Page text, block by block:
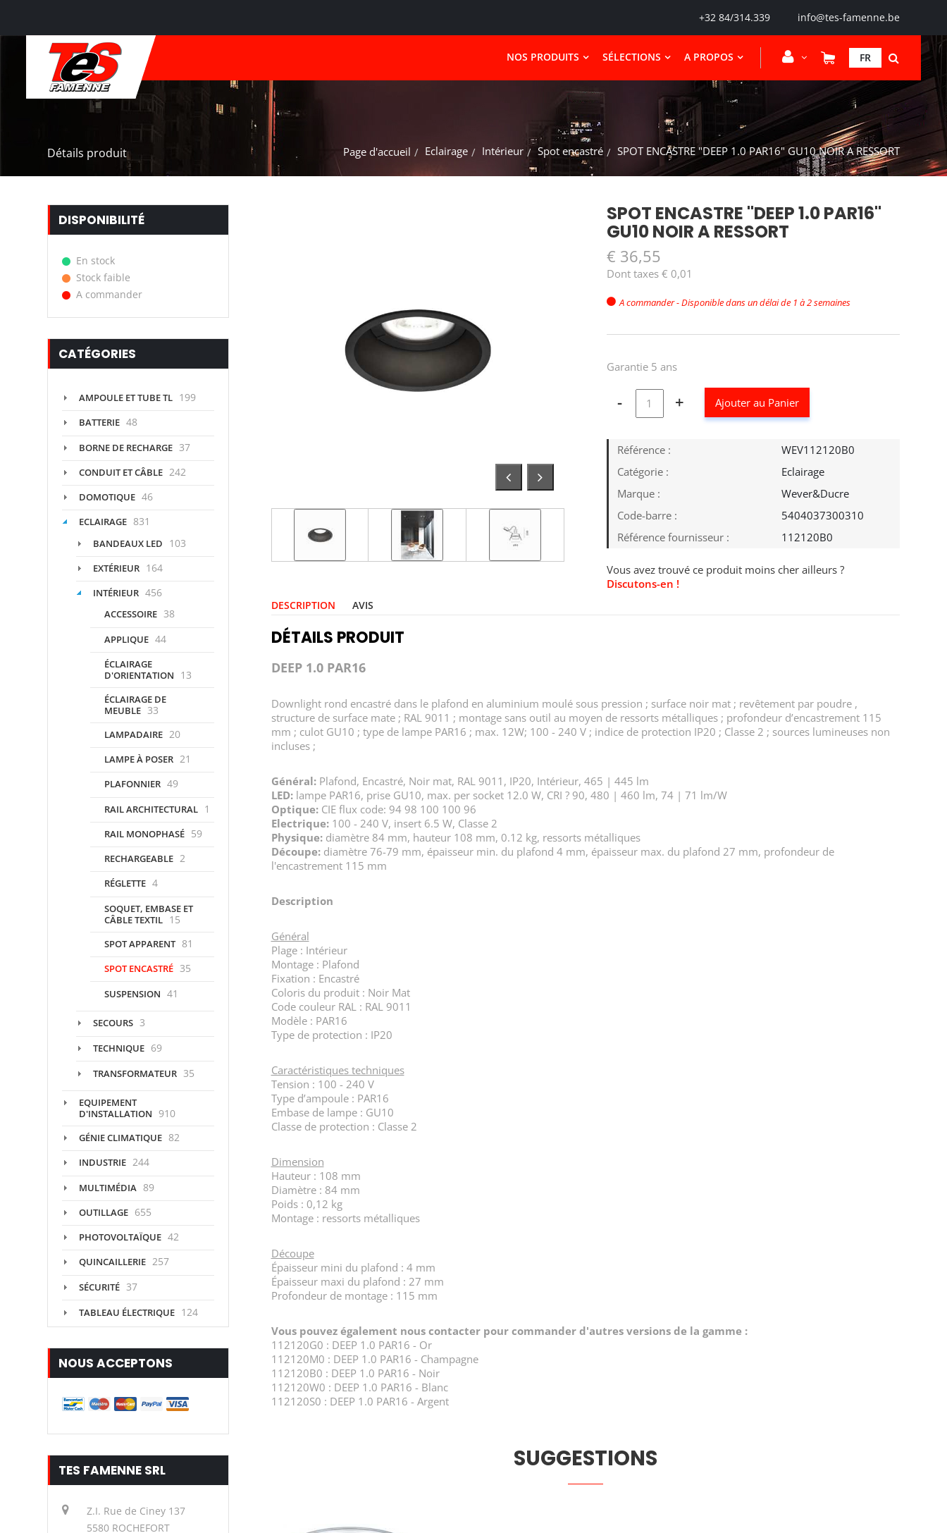
+32 84/314.339 info@tes-famenne.be
FR
NOS PRODUITS SÉLECTIONS A PROPOS
Détails produit Page d'accueil Eclairage Intérieur Spot encastré SPOT ENCASTRE "DEEP 1.0 PAR16" GU10 NOIR A RESSORT
SPOT ENCASTRE "DEEP 1.0 PAR16"
GU10 NOIR A RESSORT
€ 36,55
Dont taxes € 0,01
A commander - Disponible dans un délai de 1 à 2 semaines
Garantie 5 ans
- + Ajouter au Panier
Référence :
WEV112120B0
Catégorie :
Eclairage
Marque :
Wever&Ducre
Code-barre :
5404037300310
Référence fournisseur :
112120B0
Vous avez trouvé ce produit moins cher ailleurs ?
Discutons-en !
DESCRIPTION AVIS
DÉTAILS PRODUIT
DEEP 1.0 PAR16
Downlight rond encastré dans le plafond en aluminium moulé sous pression ; surface noir mat ; revêtement par poudre ,
structure de surface mate ; RAL 9011 ; montage sans outil au moyen de ressorts métalliques ; profondeur d’encastrement 115
mm ; culot GU10 ; type de lampe PAR16 ; max. 12W; 100 - 240 V ; indice de protection IP20 ; Classe 2 ; sources lumineuses non
incluses ;
Général:Plafond, Encastré, Noir mat, RAL 9011, IP20, Intérieur, 465 | 445 lm
LED:lampe PAR16, prise GU10, max. per socket 12.0 W, CRI ? 90, 480 | 460 lm, 74 | 71 lm/W
Optique:CIE flux code: 94 98 100 100 96
Electrique:100 - 240 V, insert 6.5 W, Classe 2
Physique:diamètre 84 mm, hauteur 108 mm, 0.12 kg, ressorts métalliques
Découpe:diamètre 76-79 mm, épaisseur min. du plafond 4 mm, épaisseur max. du plafond 27 mm, profondeur de
l'encastrement 115 mm
Description
Général
Plage : Intérieur
Montage : Plafond
Fixation : Encastré
Coloris du produit : Noir Mat
Code couleur RAL : RAL 9011
Modèle : PAR16
Type de protection : IP20
Caractéristiques techniques
Tension : 100 - 240 V
Type d’ampoule : PAR16
Embase­ de lampe : GU10
Classe de protection : Classe 2
Dimension
Hauteur : 108 mm
Diamètre : 84 mm
Poids : 0,12 kg
Montage : ressorts métalliques
Découpe
Épaisseur mini du plafond : 4 mm
Épaisseur maxi du plafond : 27 mm
Profondeur de montage : 115 mm
Vous pouvez également nous contacter pour commander d'autres versions de la gamme :
112120G0 : DEEP 1.0 PAR16 - Or
112120M0 : DEEP 1.0 PAR16 - Champagne
112120B0 : DEEP 1.0 PAR16 - Noir
112120W0 : DEEP 1.0 PAR16 - Blanc
112120S0 : DEEP 1.0 PAR16 - Argent
SUGGESTIONS
DISPONIBILITÉ
En stock
Stock faible
A commander
CATÉGORIES
AMPOULE ET TUBE TL 199
BATTERIE 48
BORNE DE RECHARGE 37
CONDUIT ET CÂBLE 242
DOMOTIQUE 46
ECLAIRAGE 831
BANDEAUX LED 103
EXTÉRIEUR 164
INTÉRIEUR 456
ACCESSOIRE 38
APPLIQUE 44
ÉCLAIRAGE
D'ORIENTATION
13
ÉCLAIRAGE DE
MEUBLE 33
LAMPADAIRE 20
LAMPE À POSER 21
PLAFONNIER 49
RAIL ARCHITECTURAL 1
RAIL MONOPHASÉ 59
RECHARGEABLE 2
RÉGLETTE 4
SOQUET, EMBASE ET
CÂBLE TEXTIL 15
SPOT APPARENT 81
SPOT ENCASTRÉ 35
SUSPENSION 41
SECOURS 3
TECHNIQUE 69
TRANSFORMATEUR 35
EQUIPEMENT
D'INSTALLATION 910
GÉNIE CLIMATIQUE 82
INDUSTRIE 244
MULTIMÉDIA 89
OUTILLAGE 655
PHOTOVOLTAÏQUE 42
QUINCAILLERIE 257
SÉCURITÉ 37
TABLEAU ÉLECTRIQUE 124
NOUS ACCEPTONS
TES FAMENNE SRL
Z.I. Rue de Ciney 137
5580 ROCHEFORT